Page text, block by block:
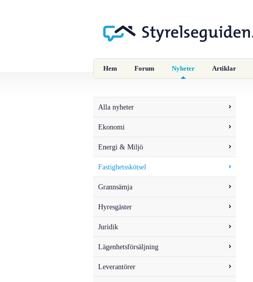
Hem Forum Nyheter Artiklar
Alla nyheter
Ekonomi
Energi & Miljö
Fastighetsskötsel
Grannsämja
Hyresgäster
Juridik
Lägenhetsförsäljning
Leverantörer